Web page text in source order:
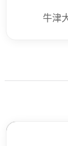
牛津